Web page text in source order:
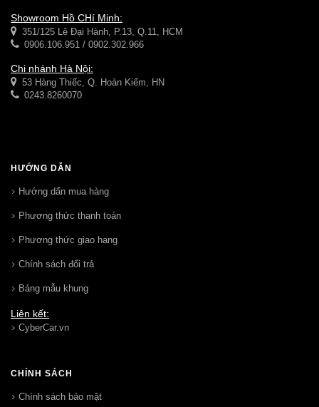
Showroom Hồ CHí Minh:
351/125 Lê Đại Hành, P.13, Q.11, HCM
0906.106.951 / 0902.302.966
Chi nhánh Hà Nội:
53 Hàng Thiếc, Q. Hoàn Kiếm, HN
0243.8260070
HƯỚNG DẪN
Hướng dẩn mua hàng
Phương thức thanh toán
Phương thức giao hang
Chính sách đổi trả
Bảng mẫu khung
Liên kết:
CyberCar.vn
CHÍNH SÁCH
Chính sách bảo mật